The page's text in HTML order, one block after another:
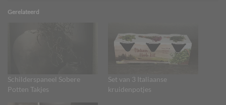
Gerelateerd
Schilderspaneel Sobere
Potten Takjes
Set van 3 Italiaanse
kruidenpotjes